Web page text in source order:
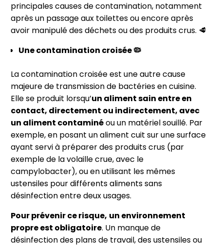
principales causes de contamination, notamment
après un passage aux toilettes ou encore après
avoir manipulé des déchets ou des produits crus. 🥩
Une contamination croisée 🦠
La contamination croisée est une autre cause
majeure de transmission de bactéries en cuisine.
Elle se produit lorsqu’un aliment sain entre en
contact, directement ou indirectement, avec
un aliment contaminéou un matériel souillé. Par
exemple, en posant un aliment cuit sur une surface
ayant servi à préparer des produits crus (par
exemple de la volaille crue, avec le
campylobacter), ou en utilisant les mêmes
ustensiles pour différents aliments sans
désinfection entre deux usages.
Pour prévenir ce risque, un environnement
propre est obligatoire. Un manque de
désinfection des plans de travail, des ustensiles ou